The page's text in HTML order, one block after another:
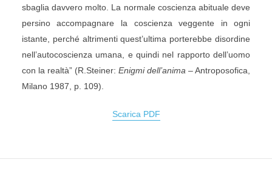
sbaglia davvero molto. La normale coscienza abituale deve
persino accompagnare la coscienza veggente in ogni
istante, perché altrimenti quest’ultima porterebbe disordine
nell’autocoscienza umana, e quindi nel rapporto dell’uomo
con la realtà” (R.Steiner:Enigmi dell’anima – Antroposofica,
Milano 1987, p. 109).
Scarica PDF